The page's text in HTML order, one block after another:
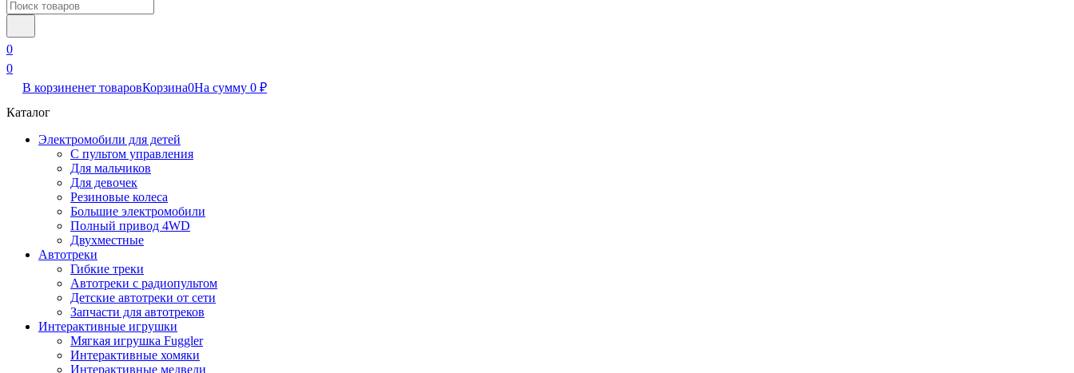
0
0
В корзиненет товаровКорзина0На сумму 0 ₽
Каталог
Электромобили для детей
С пультом управления
Для мальчиков
Для девочек
Резиновые колеса
Большие электромобили
Полный привод 4WD
Двухместные
Автотреки
Гибкие треки
Автотреки с радиопультом
Детские автотреки от сети
Запчасти для автотреков
Интерактивные игрушки
Мягкая игрушка Fuggler
Интерактивные хомяки
Интерактивные медведи